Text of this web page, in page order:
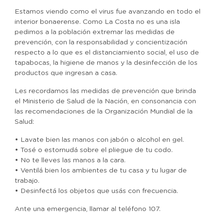
Estamos viendo como el virus fue avanzando en todo el
interior bonaerense. Como La Costa no es una isla
pedimos a la población extremar las medidas de
prevención, con la responsabilidad y concientización
respecto a lo que es el distanciamiento social, el uso de
tapabocas, la higiene de manos y la desinfección de los
productos que ingresan a casa.
Les recordamos las medidas de prevención que brinda
el Ministerio de Salud de la Nación, en consonancia con
las recomendaciones de la Organización Mundial de la
Salud:
• Lavate bien las manos con jabón o alcohol en gel.
• Tosé o estornudá sobre el pliegue de tu codo.
• No te lleves las manos a la cara.
• Ventilá bien los ambientes de tu casa y tu lugar de
trabajo.
• Desinfectá los objetos que usás con frecuencia.
Ante una emergencia, llamar al teléfono 107.